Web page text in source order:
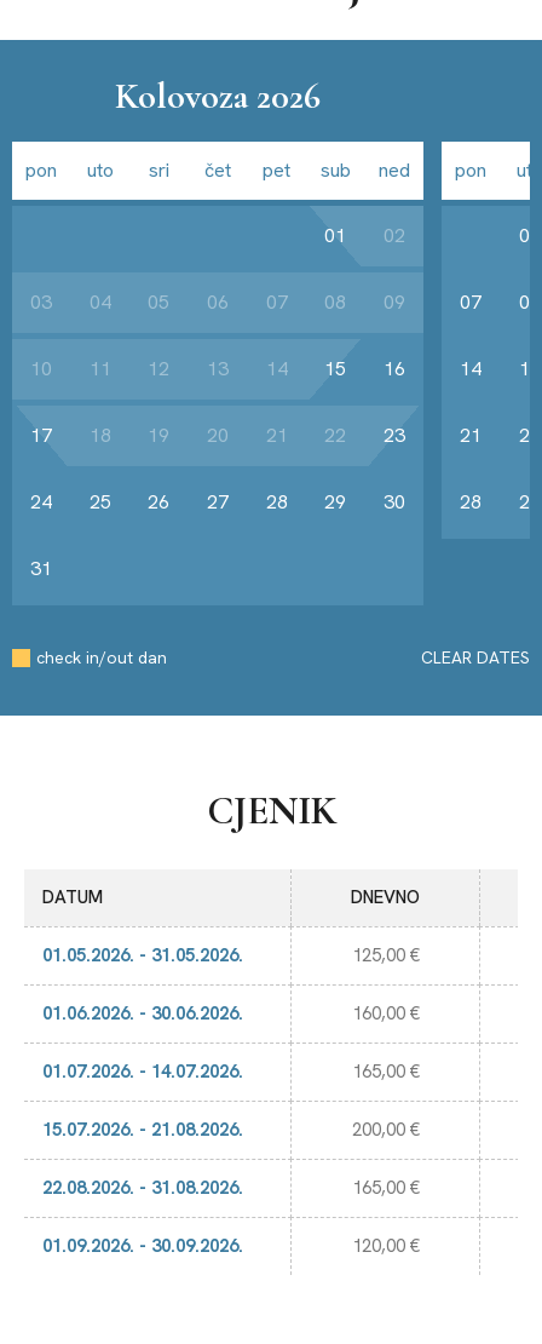
Kolovoza 2026
pon uto sri čet pet sub ned
01 02
03 04 05 06 07 08 09
10 11 12 13 14 15 16
17 18 19 20 21 22 23
24 25 26 27 28 29 30
31
pon uto
01
07 08
14 15
21 22
28 29
CLEAR DATES
check in/out dan
CJENIK
DATUM DNEVNO
01.05.2026. - 31.05.2026. 125,00 €
01.06.2026. - 30.06.2026. 160,00 €
01.07.2026. - 14.07.2026. 165,00 €
15.07.2026. - 21.08.2026. 200,00 €
22.08.2026. - 31.08.2026. 165,00 €
01.09.2026. - 30.09.2026. 120,00 €